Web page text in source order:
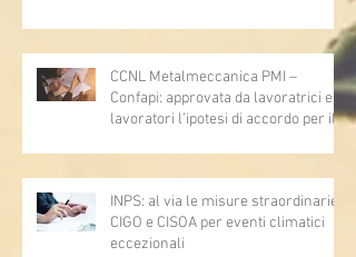
articoli 1362, 2697, 2730, 2732, 2734
e 2735)
CCNL Metalmeccanica PMI –
Confapi: approvata da lavoratrici e
lavoratori l’ipotesi di accordo per il
INPS: al via le misure straordinarie
CIGO e CISOA per eventi climatici
eccezionali